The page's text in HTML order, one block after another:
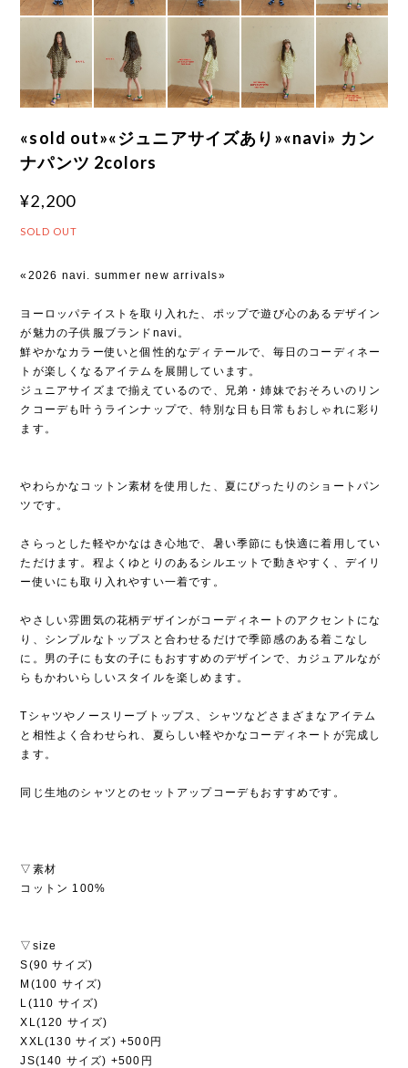
«sold out»«ジュニアサイズあり»«navi» カン
ナパンツ 2colors
¥2,200
SOLD OUT
«2026 navi. summer new arrivals»
ヨーロッパテイストを取り入れた、ポップで遊び心のあるデザイン
が魅力の子供服ブランドnavi。
鮮やかなカラー使いと個性的なディテールで、毎日のコーディネー
トが楽しくなるアイテムを展開しています。
ジュニアサイズまで揃えているので、兄弟・姉妹でおそろいのリン
クコーデも叶うラインナップで、特別な日も日常もおしゃれに彩り
ます。
やわらかなコットン素材を使用した、夏にぴったりのショートパン
ツです。
さらっとした軽やかなはき心地で、暑い季節にも快適に着用してい
ただけます。程よくゆとりのあるシルエットで動きやすく、デイリ
ー使いにも取り入れやすい一着です。
やさしい雰囲気の花柄デザインがコーディネートのアクセントにな
り、シンプルなトップスと合わせるだけで季節感のある着こなし
に。男の子にも女の子にもおすすめのデザインで、カジュアルなが
らもかわいらしいスタイルを楽しめます。
Tシャツやノースリーブトップス、シャツなどさまざまなアイテム
と相性よく合わせられ、夏らしい軽やかなコーディネートが完成し
ます。
同じ生地のシャツとのセットアップコーデもおすすめです。
▽素材
コットン 100%
▽size
S(90 サイズ)
M(100 サイズ)
L(110 サイズ)
XL(120 サイズ)
XXL(130 サイズ) +500円
JS(140 サイズ) +500円